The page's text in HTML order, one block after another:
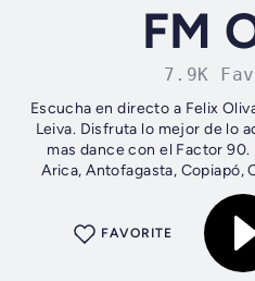
FM
7.9K
Escucha en directo a Felix
Leiva. Disfruta lo mejor de lo
mas dance con el Factor
Arica, Antofagasta, Copiapó,
Valparaíso,
FAVORITE